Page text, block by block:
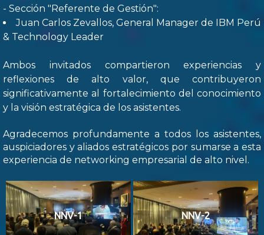
- Sección "Referente de Gestión":
Juan Carlos Zevallos, General Manager de IBM Perú
& Technology Leader
Ambos invitados compartieron experiencias y
reflexiones de alto valor, que contribuyeron
significativamente al fortalecimiento del conocimiento
y la visión estratégica de los asistentes.
Agradecemos profundamente a todos los asistentes,
auspiciadores y aliados estratégicos por sumarse a esta
experiencia de networking empresarial de alto nivel.
NNV-1 NNV-2